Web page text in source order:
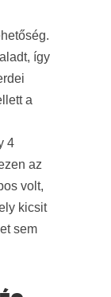
így
a
4
az
volt,
kicsit
sem